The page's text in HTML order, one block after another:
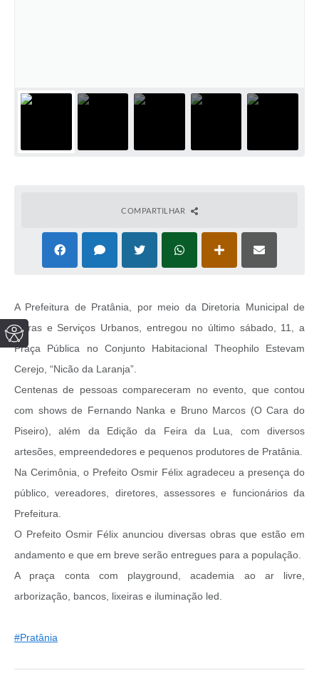
COMPARTILHAR
A Prefeitura de Pratânia, por meio da Diretoria Municipal de
Obras e Serviços Urbanos, entregou no último sábado, 11, a
Praça Pública no Conjunto Habitacional Theophilo Estevam
Cerejo, “Nicão da Laranja”.
Centenas de pessoas compareceram no evento, que contou
com shows de Fernando Nanka e Bruno Marcos (O Cara do
Piseiro), além da Edição da Feira da Lua, com diversos
artesões, empreendedores e pequenos produtores de Pratânia.
Na Cerimônia, o Prefeito Osmir Félix agradeceu a presença do
público, vereadores, diretores, assessores e funcionários da
Prefeitura.
O Prefeito Osmir Félix anunciou diversas obras que estão em
andamento e que em breve serão entregues para a população.
A praça conta com playground, academia ao ar livre,
arborização, bancos, lixeiras e iluminação led.
#Pratânia